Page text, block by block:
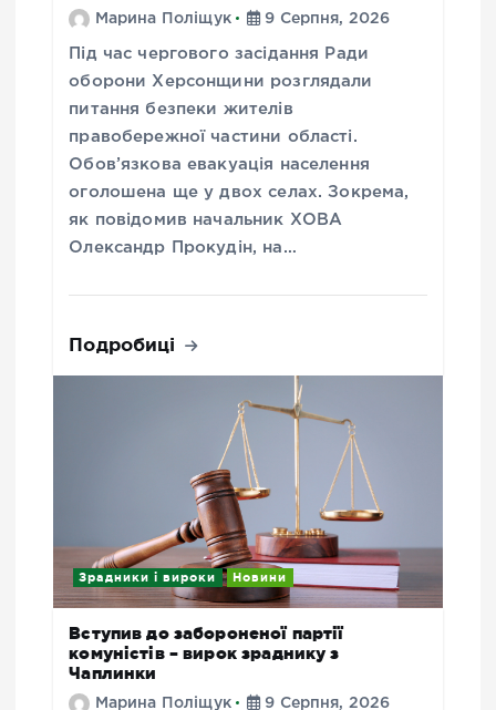
Марина Поліщук 9 Серпня, 2026
Під час чергового засідання Ради
оборони Херсонщини розглядали
питання безпеки жителів
правобережної частини області.
Обов’язкова евакуація населення
оголошена ще у двох селах. Зокрема,
як повідомив начальник ХОВА
Олександр Прокудін, на…
Подробиці
Зрадники і вироки Новини
Вступив до забороненої партії
комуністів – вирок зраднику з
Чаплинки
Марина Поліщук 9 Серпня, 2026